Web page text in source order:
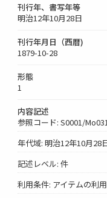
刊行年、書写年等
明治12年10月28日
刊行年月日（西暦)
1879-10-28
形態
1
内容記述
参照コード: S0001/
年代域: 明治12年10月28
記述レベル: 件
利用条件: アイテムの利